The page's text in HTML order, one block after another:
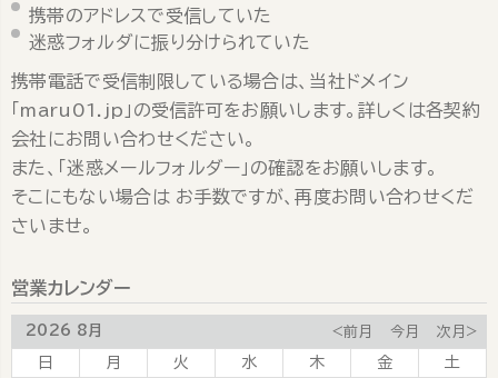
携帯のアドレスで受信していた
迷惑フォルダに振り分けられていた
携帯電話で受信制限している場合は、当社ドメイン
「maru01.jp」の受信許可をお願いします。詳しくは各契約
会社にお問い合わせください。
また、「迷惑メールフォルダー」の確認をお願いします。
そこにもない場合は お手数ですが、再度お問い合わせくだ
さいませ。
営業カレンダー
2026 8月 <前月 今月 次月>
日 月 火 水 木 金
土